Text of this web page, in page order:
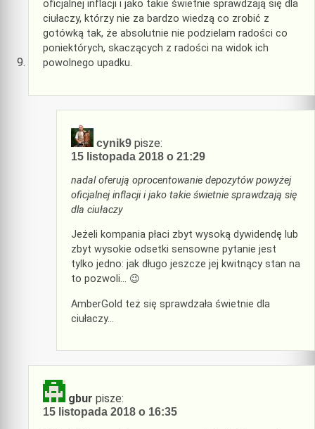
oficjalnej inflacji i jako takie świetnie sprawdzają się dla
ciułaczy, którzy nie za bardzo wiedzą co zrobić z
gotówką tak, że absolutnie nie podzielam radości co
poniektórych, skaczących z radości na widok ich
powolnego upadku.
cynik9 pisze:
15 listopada 2018 o 21:29
nadal oferują oprocentowanie depozytów powyżej
oficjalnej inflacji i jako takie świetnie sprawdzają się
dla ciułaczy
Jeżeli kompania płaci zbyt wysoką dywidendę lub
zbyt wysokie odsetki sensowne pytanie jest
tylko jedno: jak długo jeszcze jej kwitnący stan na
to pozwoli… 😉
AmberGold też się sprawdzała świetnie dla
ciułaczy…
gbur pisze:
15 listopada 2018 o 16:35